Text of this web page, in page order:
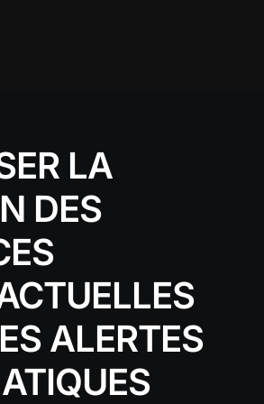
LA
DES
ALERTES